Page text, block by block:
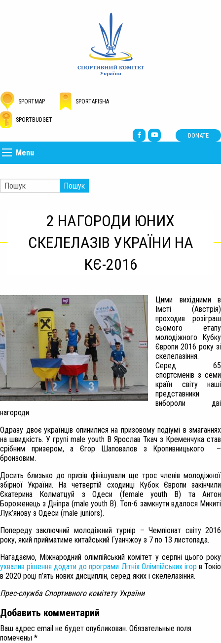
SPORTMAP SPORTAFISHA
SPORTBUDGET
DONATE
Menu
Пошук
2 НАГОРОДИ ЮНИХ
СКЕЛЕЛАЗІВ УКРАЇНИ НА
КЄ-2016
Цими вихідними в
Імсті (Австрія)
проходив розіграш
сьомого етапу
молодіжного Кубку
Європи 2016 року зі
скелелазіння.
Серед 65
спортсменів з семи
країн світу наші
представники
вибороли дві
нагороди.
Одразу двоє українців опинилися на призовому подіумі в змаганнях
на швидкість. У групі male youth B Ярослав Ткач з Кременчука став
срібним призером, а Єгор Шаповалов з Кропивницького –
бронзовим.
Досить близько до призів фінішували ще троє членів молодіжної
збірної України. На четвертій сходинці Кубок Європи закінчили
Єкатерина Колматцуй з Одеси (female youth B) та Антон
Бороженець з Дніпра (male youth B). Топ-6 замкнути вдалося Микиті
Лук’янову з Одеси (male juniors).
Попереду заключний молодіжний турнір – Чемпіонат світу 2016
року, який прийматиме китайський Гуанчжоу з 7 по 13 листопада.
Нагадаємо, Міжнародний олімпійський комітет у серпні цього року
ухвалив рішення додати до програми Літніх Олімпійських ігор в Токіо
в 2020 році п’ять нових дисциплін, серед яких і скелелазіння.
Прес-служба Спортивного комітету України
Добавить комментарий
Ваш адрес email не будет опубликован. Обязательные поля
помечены *